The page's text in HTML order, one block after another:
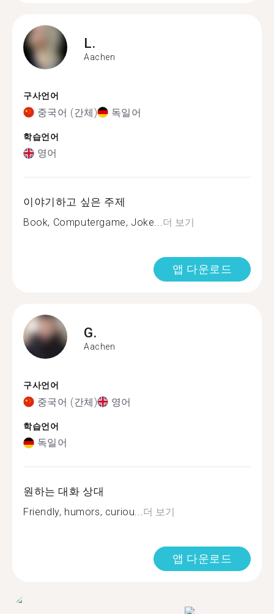
L.
Aachen
구사언어
중국어 (간체) 독일어
학습언어
영어
이야기하고 싶은 주제
Book, Computergame, Joke...더 보기
앱 다운로드
G.
Aachen
구사언어
중국어 (간체) 영어
학습언어
독일어
원하는 대화 상대
Friendly, humors, curiou...더 보기
앱 다운로드